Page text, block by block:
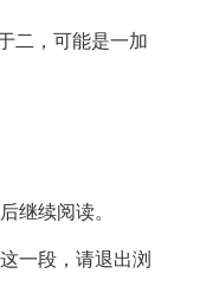
二，可能是一加
继续阅读。
一段，请退出浏